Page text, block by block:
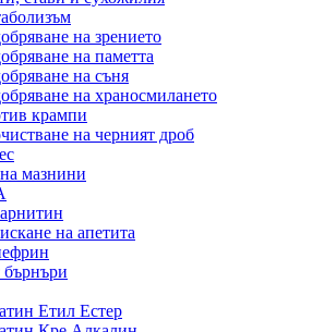
на зрението
на паметта
на съня
на храносмилането
крампи
на черният дроб
мазнини
на апетита
Етил Естер